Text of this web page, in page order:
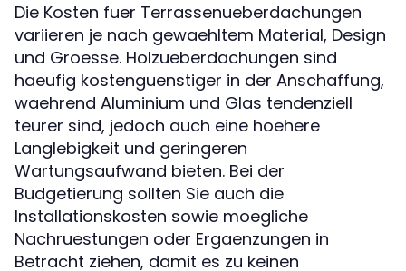
Die Kosten fuer Terrassenueberdachungen
variieren je nach gewaehltem Material, Design
und Groesse. Holzueberdachungen sind
haeufig kostenguenstiger in der Anschaffung,
waehrend Aluminium und Glas tendenziell
teurer sind, jedoch auch eine hoehere
Langlebigkeit und geringeren
Wartungsaufwand bieten. Bei der
Budgetierung sollten Sie auch die
Installationskosten sowie moegliche
Nachruestungen oder Ergaenzungen in
Betracht ziehen, damit es zu keinen